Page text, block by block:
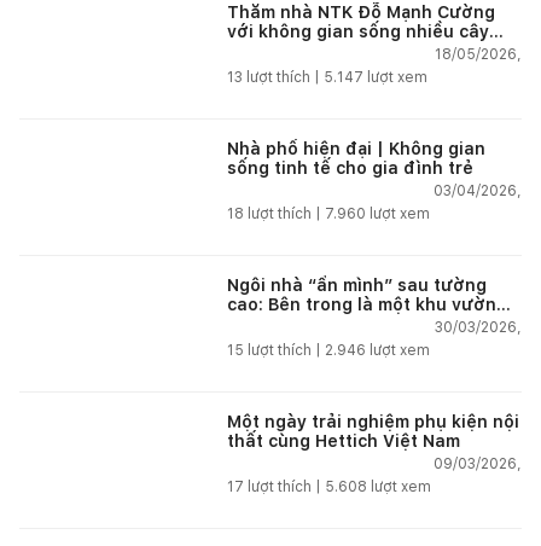
Thăm nhà NTK Đỗ Mạnh Cường
với không gian sống nhiều cây
xanh giúp tái tạo năng lượng giữa
phố thị
18/05/2026,
13 lượt thích | 5.147 lượt xem
Nhà phố hiện đại | Không gian
sống tinh tế cho gia đình trẻ
03/04/2026,
18 lượt thích | 7.960 lượt xem
Ngôi nhà “ẩn mình” sau tường
cao: Bên trong là một khu vườn
30/03/2026,
15 lượt thích | 2.946 lượt xem
Một ngày trải nghiệm phụ kiện nội
thất cùng Hettich Việt Nam
09/03/2026,
17 lượt thích | 5.608 lượt xem